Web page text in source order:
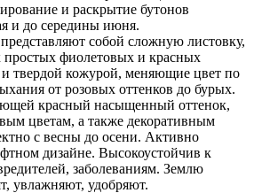
и раскрытие бутонов
и до середины июня.
собой сложную листовку,
простых фиолетовых и красных
и твердой кожурой, меняющие цвет по
от розовых оттенков до бурых.
красный насыщенный оттенок,
цветам, а также декоративным
с весны до осени. Активно
дизайне. Высокоустойчив к
заболеваниям. Землю
увлажняют, удобряют.